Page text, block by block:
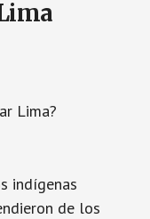
Lima?
indígenas
de los